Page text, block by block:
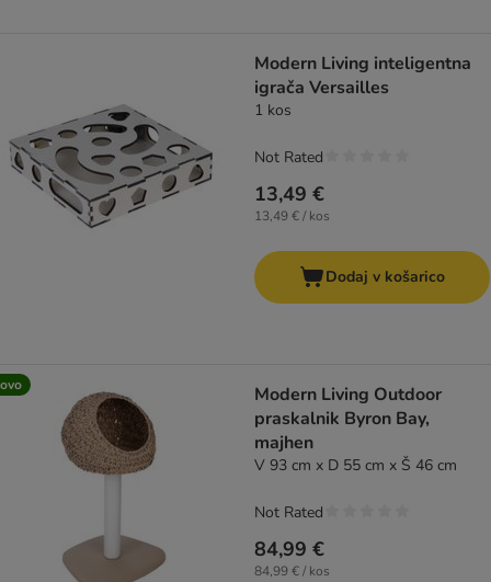
Modern Living inteligentna
igrača Versailles
1 kos
13,49 €
13,49 € / kos
Not Rated
Dodaj v košarico
Modern Living Outdoor
praskalnik Byron Bay,
majhen
V 93 cm x D 55 cm x Š 46 cm
84,99 €
84,99 € / kos
Not Rated